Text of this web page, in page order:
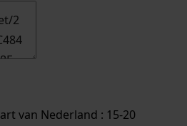
van Nederland : 15-20